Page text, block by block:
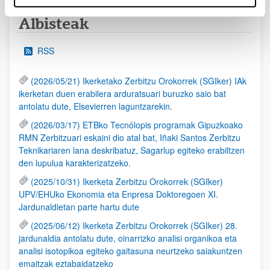
Albisteak
RSS
(2026/05/21) Ikerketako Zerbitzu Orokorrek (SGIker) IAk
ikerketan duen erabilera arduratsuari buruzko saio bat
antolatu dute, Elsevierren laguntzarekin.
(2026/03/17) ETBko Tecnólopis programak Gipuzkoako
RMN Zerbitzuari eskaini dio atal bat, Iñaki Santos Zerbitzu
Teknikariaren lana deskribatuz, Sagarlup egiteko erabiltzen
den lupulua karakterizatzeko.
(2025/10/31) Ikerketa Zerbitzu Orokorrek (SGIker)
UPV/EHUko Ekonomia eta Enpresa Doktoregoen XI.
Jardunaldietan parte hartu dute
(2025/06/12) Ikerketa Zerbitzu Orokorrek (SGIker) 28.
jardunaldia antolatu dute, oinarrizko analisi organikoa eta
analisi isotopikoa egiteko gaitasuna neurtzeko saiakuntzen
emaitzak eztabaidatzeko